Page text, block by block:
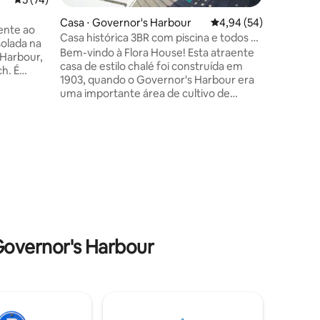
ao
na
É
Casa ⋅ Governor's Harbour 4,94 de uma
4,94 (54)
Casa histórica 3BR com piscina e todos os
confortos modernos!
Bem-vindo à Flora House! Esta atraente
casa de estilo chalé foi construída em
1903, quando o Governor's Harbour era
uma importante área de cultivo de
Harbour